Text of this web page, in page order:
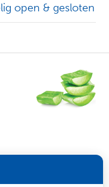
open & gesloten